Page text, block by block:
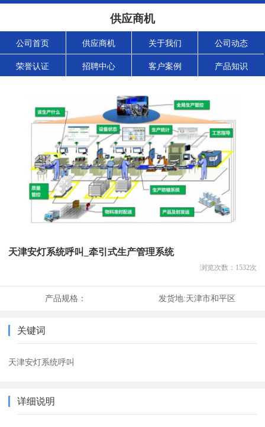
供应商机
公司首页 供应商机 关于我们 公司动态
荣誉认证 招聘中心 客户案例 产品知识
天津安灯系统呼叫_牵引式生产管理系统
浏览次数： 1532次
产品规格： 发货地:天津市和平区
关键词
天津安灯系统呼叫
详细说明